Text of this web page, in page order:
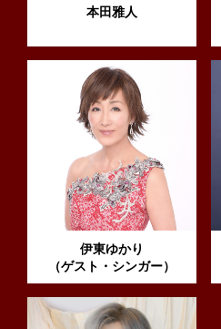
本田雅人
伊東ゆかり
（ゲスト・シンガー）